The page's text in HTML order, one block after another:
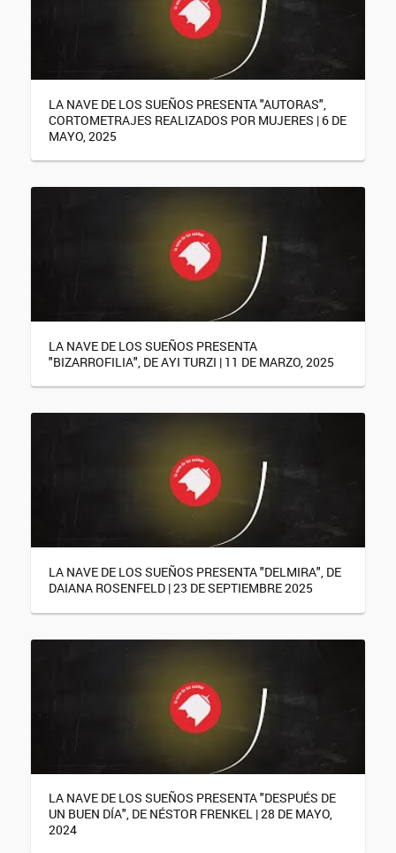
LA NAVE DE LOS SUEÑOS PRESENTA "AUTORAS",
CORTOMETRAJES REALIZADOS POR MUJERES | 6 DE
MAYO, 2025
LA NAVE DE LOS SUEÑOS PRESENTA
"BIZARROFILIA", DE AYI TURZI | 11 DE MARZO, 2025
LA NAVE DE LOS SUEÑOS PRESENTA "DELMIRA", DE
DAIANA ROSENFELD | 23 DE SEPTIEMBRE 2025
LA NAVE DE LOS SUEÑOS PRESENTA "DESPUÉS DE
UN BUEN DÍA", DE NÉSTOR FRENKEL | 28 DE MAYO,
2024